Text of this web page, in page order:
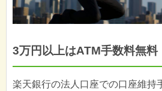
3万円以上はATM手数料無料
楽天銀行の法人口座での口座維持